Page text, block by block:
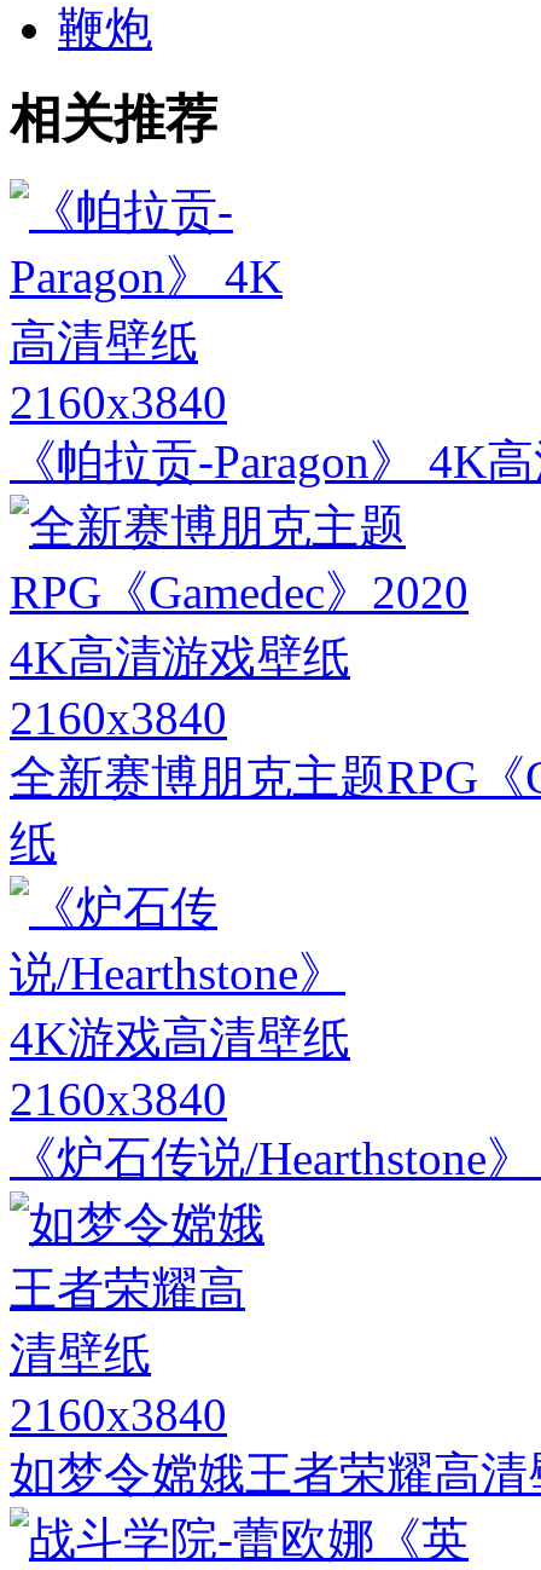
鞭炮
相关推荐
2160x3840
《帕拉贡-Paragon》 4K
2160x3840
全新赛博朋克主题RPG《
纸
2160x3840
《炉石传说/Hearthstone
2160x3840
如梦令嫦娥王者荣耀高清